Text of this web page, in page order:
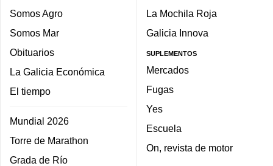
Somos Agro
Somos Mar
Obituarios
La Galicia Económica
El tiempo
Mundial 2026
Torre de Marathon
Grada de Río
La Mochila Roja
Galicia Innova
SUPLEMENTOS
Mercados
Fugas
Yes
Escuela
On, revista de motor